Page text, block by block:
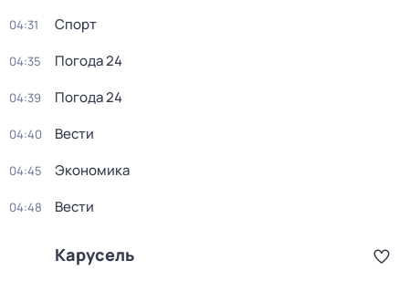
04:31 Спорт
04:35 Погода 24
04:39 Погода 24
04:40 Вести
04:45 Экономика
04:48 Вести
Карусель